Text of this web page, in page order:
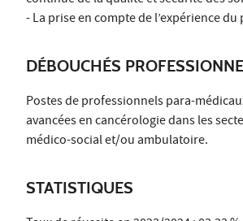
- La prise en compte de l’expérience
DÉBOUCHÉS
Postes de professionnels para-
avancées en cancérologie dans les
médico-social et/ou ambulatoire.
STATISTIQUES